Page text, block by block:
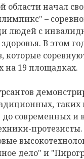
области начал
–
людей с
В этом
которые
на 19 площадках.
современных и
дело" и